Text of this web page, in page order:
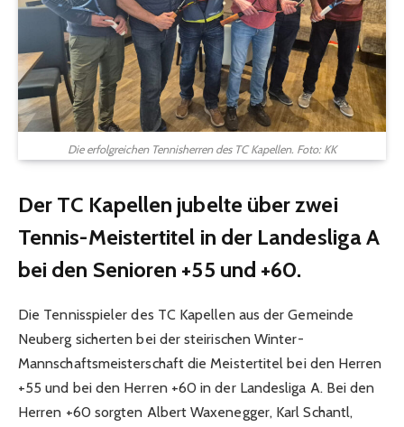
Die erfolgreichen Tennisherren des TC Kapellen. Foto: KK
Der TC Kapellen jubelte über zwei
Tennis-Meistertitel in der Landesliga A
bei den Senioren +55 und +60.
Die Tennisspieler des TC Kapellen aus der Gemeinde
Neuberg sicherten bei der steirischen Winter-
Mannschaftsmeisterschaft die Meistertitel bei den Herren
+55 und bei den Herren +60 in der Landesliga A. Bei den
Herren +60 sorgten Albert Waxenegger, Karl Schantl,